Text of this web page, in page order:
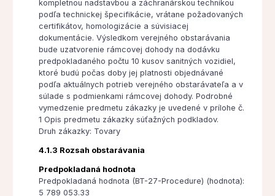
kompletnou nadstavbou a záchranárskou technikou
podľa technickej špecifikácie, vrátane požadovaných
certifikátov, homologizácie a súvisiacej
dokumentácie. Výsledkom verejného obstarávania
bude uzatvorenie rámcovej dohody na dodávku
predpokladaného počtu 10 kusov sanitných vozidiel,
ktoré budú počas doby jej platnosti objednávané
podľa aktuálnych potrieb verejného obstarávateľa a v
súlade s podmienkami rámcovej dohody. Podrobné
vymedzenie predmetu zákazky je uvedené v prílohe č.
1 Opis predmetu zákazky súťažných podkladov.
Druh zákazky: Tovary
4.1.3 Rozsah obstarávania
Predpokladaná hodnota
Predpokladaná hodnota (BT-27-Procedure) (hodnota):
5 789 053.33